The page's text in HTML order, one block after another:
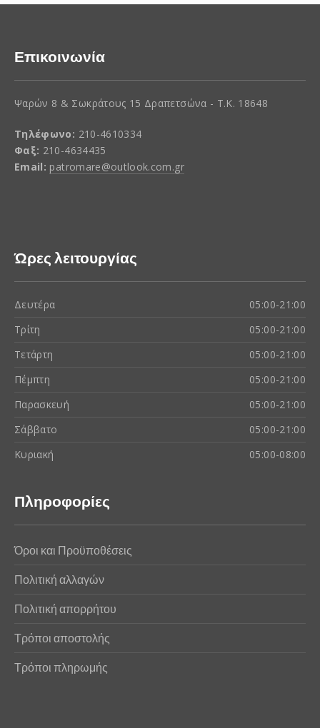
Επικοινωνία
Ψαρών 8 & Σωκράτους 15 Δραπετσώνα - Τ.Κ. 18648
Τηλέφωνο: 210-4610334
Φαξ: 210-4634435
Email: patromare@outlook.com.gr
Ώρες λειτουργίας
Δευτέρα
05:00-21:00
Τρίτη
05:00-21:00
Τετάρτη
05:00-21:00
Πέμπτη
05:00-21:00
Παρασκευή
05:00-21:00
Σάββατο
05:00-21:00
Κυριακή
05:00-08:00
Πληροφορίες
Όροι και Προϋποθέσεις
Πολιτική αλλαγών
Πολιτική απορρήτου
Τρόποι αποστολής
Τρόποι πληρωμής